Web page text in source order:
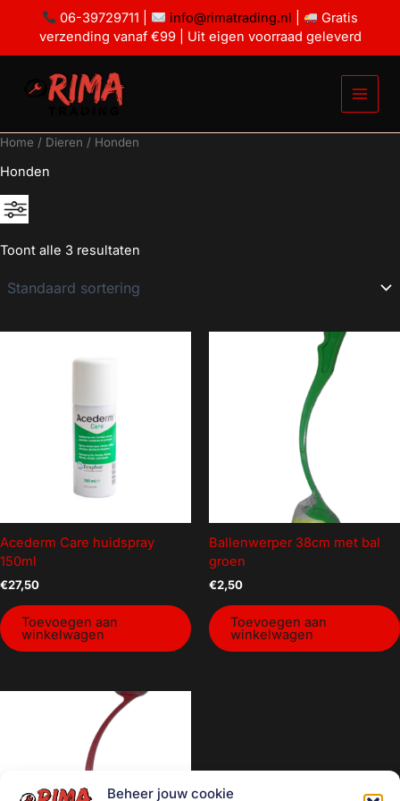
06-39729711 | info@rimatrading.nl
Gratis
verzending vanaf €99 | Uit eigen voorraad geleverd
Beheer jouw cookie
Home / Dieren / Honden
Honden
€2 €28
Toont alle 3 resultaten
Acederm Care huidspray
150ml
€27,50
Toevoegen aan
winkelwagen
Ballenwerper 38cm met bal
groen
€2,50
Toevoegen aan
winkelwagen